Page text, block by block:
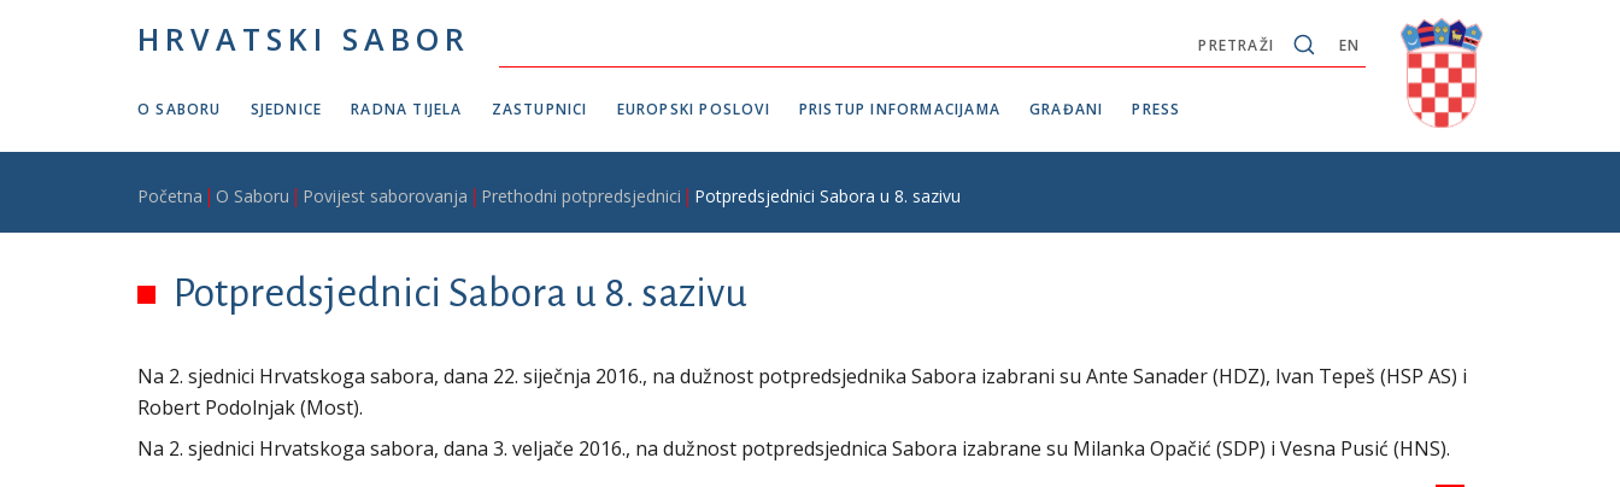
HRVATSKI SABOR EN
PRETRAŽI
O SABORU SJEDNICE RADNA TIJELA ZASTUPNICI EUROPSKI POSLOVI PRISTUP INFORMACIJAMA GRAĐANI PRESS
Breadcrumb
Početna O Saboru Povijest saborovanja Prethodni potpredsjednici Potpredsjednici Sabora u 8. sazivu
Potpredsjednici Sabora u 8. sazivu
Na 2. sjednici Hrvatskoga sabora, dana 22. siječnja 2016., na dužnost potpredsjednika Sabora izabrani su Ante Sanader (HDZ), Ivan Tepeš (HSP AS) i
Robert Podolnjak (Most).
Na 2. sjednici Hrvatskoga sabora, dana 3. veljače 2016., na dužnost potpredsjednica Sabora izabrane su Milanka Opačić (SDP) i Vesna Pusić (HNS).